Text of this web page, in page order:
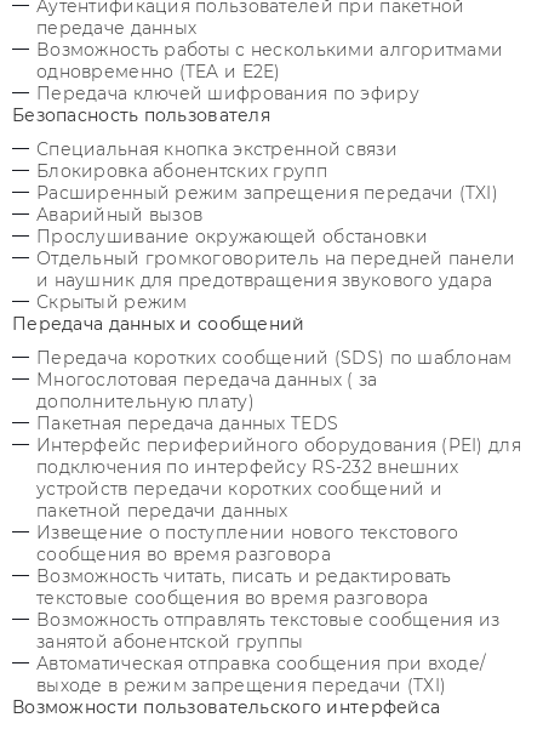
Аутентификация пользователей при пакетной
передаче данных
Возможность работы с несколькими алгоритмами
одновременно (TEA и E2E)
Передача ключей шифрования по эфиру
Безопасность пользователя
Специальная кнопка экстренной связи
Блокировка абонентских групп
Расширенный режим запрещения передачи (TXI)
Аварийный вызов
Прослушивание окружающей обстановки
Отдельный громкоговоритель на передней панели
и наушник для предотвращения звукового удара
Скрытый режим
Передача данных и сообщений
Передача коротких сообщений (SDS) по шаблонам
Многослотовая передача данных ( за
дополнительную плату)
Пакетная передача данных TEDS
Интерфейс периферийного оборудования (PEI) для
подключения по интерфейсу RS-232 внешних
устройств передачи коротких сообщений и
пакетной передачи данных
Извещение о поступлении нового текстового
сообщения во время разговора
Возможность читать, писать и редактировать
текстовые сообщения во время разговора
Возможность отправлять текстовые сообщения из
занятой абонентской группы
Автоматическая отправка сообщения при входе/
выходе в режим запрещения передачи (TXI)
Возможности пользовательского интерфейса